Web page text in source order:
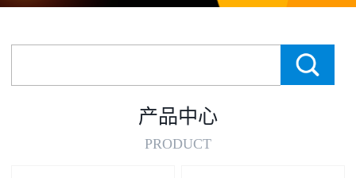
产品中心
PRODUCT